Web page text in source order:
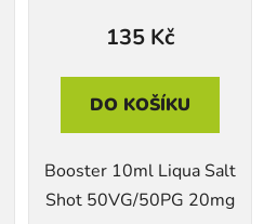
135 Kč
DO KOŠÍKU
Booster 10ml Liqua Salt
Shot 50VG/50PG 20mg